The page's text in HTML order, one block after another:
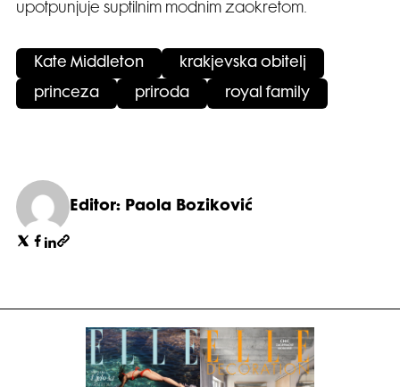
upotpunjuje suptilnim modnim zaokretom.
Kate Middleton krakjevska obitelj
princeza priroda royal family
Editor: Paola Boziković